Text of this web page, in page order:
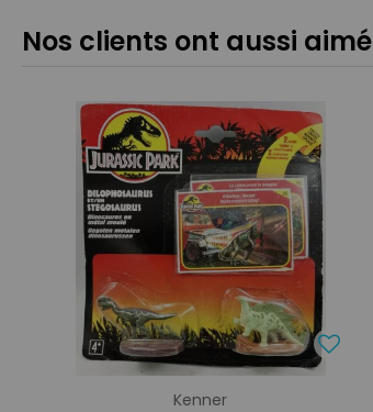
Nos clients ont aussi aimé
Kenner